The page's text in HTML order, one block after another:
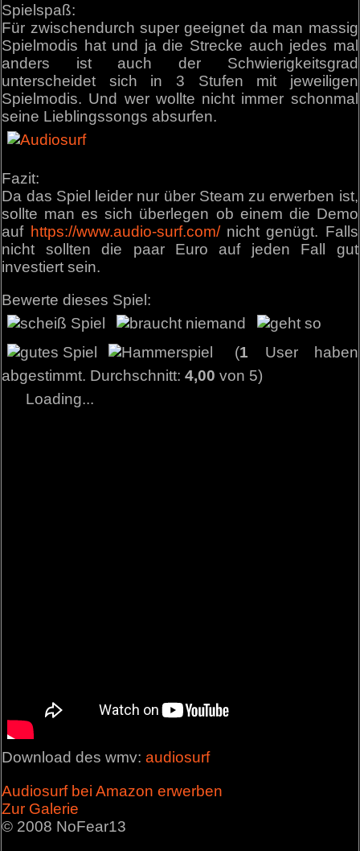
Spielspaß:
Für zwischendurch super geeignet da man massig
Spielmodis hat und ja die Strecke auch jedes mal
anders ist auch der Schwierigkeitsgrad
unterscheidet sich in 3 Stufen mit jeweiligen
Spielmodis. Und wer wollte nicht immer schonmal
seine Lieblingssongs absurfen.
Fazit:
Da das Spiel leider nur über Steam zu erwerben ist,
sollte man es sich überlegen ob einem die Demo
auf https://www.audio-surf.com/nicht genügt. Falls
nicht sollten die paar Euro auf jeden Fall gut
investiert sein.
Bewerte dieses Spiel:
(1 User haben
abgestimmt. Durchschnitt:4,00 von 5)
Loading...
Download des wmv:audiosurf
Audiosurf bei Amazon erwerben
Zur Galerie
© 2008 NoFear13